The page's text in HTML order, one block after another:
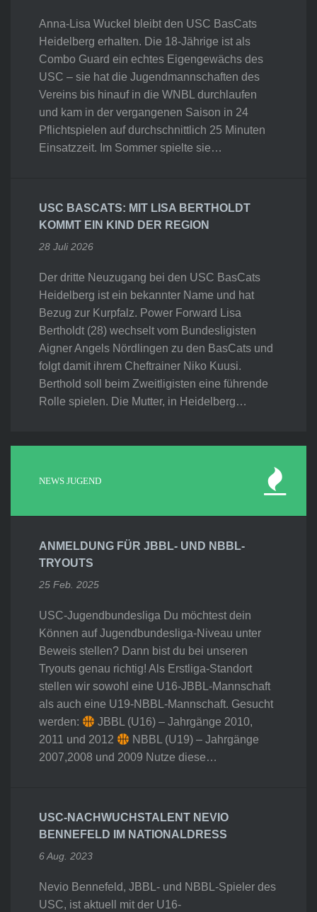
Anna-Lisa Wuckel bleibt den USC BasCats
Heidelberg erhalten. Die 18-Jährige ist als
Combo Guard ein echtes Eigengewächs des
USC – sie hat die Jugendmannschaften des
Vereins bis hinauf in die WNBL durchlaufen
und kam in der vergangenen Saison in 24
Pflichtspielen auf durchschnittlich 25 Minuten
Einsatzzeit. Im Sommer spielte sie…
USC BASCATS: MIT LISA BERTHOLDT
KOMMT EIN KIND DER REGION
28 Juli 2026
Der dritte Neuzugang bei den USC BasCats
Heidelberg ist ein bekannter Name und hat
Bezug zur Kurpfalz. Power Forward Lisa
Bertholdt (28) wechselt vom Bundesligisten
Aigner Angels Nördlingen zu den BasCats und
folgt damit ihrem Cheftrainer Niko Kuusi.
Berthold soll beim Zweitligisten eine führende
Rolle spielen. Die Mutter, in Heidelberg…
NEWS JUGEND
ANMELDUNG FÜR JBBL- UND NBBL-
TRYOUTS
25 Feb. 2025
USC-Jugendbundesliga Du möchtest dein
Können auf Jugendbundesliga-Niveau unter
Beweis stellen? Dann bist du bei unseren
Tryouts genau richtig! Als Erstliga-Standort
stellen wir sowohl eine U16-JBBL-Mannschaft
als auch eine U19-NBBL-Mannschaft. Gesucht
werden:
JBBL (U16) – Jahrgänge 2010,
2011 und 2012
NBBL (U19) – Jahrgänge
2007,2008 und 2009 Nutze diese…
USC-NACHWUCHSTALENT NEVIO
BENNEFELD IM NATIONALDRESS
6 Aug. 2023
Nevio Bennefeld, JBBL- und NBBL-Spieler des
USC, ist aktuell mit der U16-